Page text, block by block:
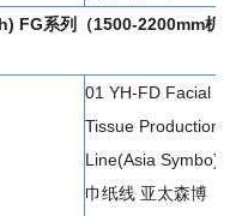
FG系列（1500-2200mm机
01 YH-FD Facial
Tissue Production
Line(Asia Symbo) 面
巾纸线 亚太森博（广